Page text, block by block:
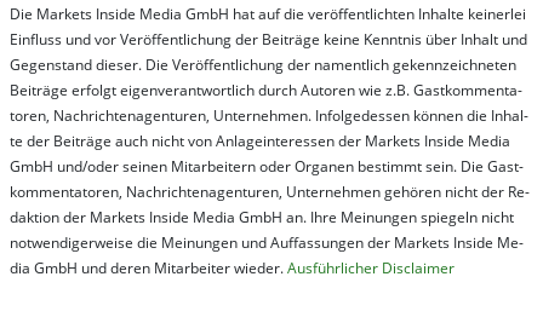
Die Mar­kets In­side Me­dia GmbH hat auf die ver­öf­fent­lich­ten In­hal­te kei­ner­lei
Ein­fluss und vor Ver­öf­fent­lich­ung der Bei­trä­ge kei­ne Ken­nt­nis über In­halt und
Ge­gen­stand die­ser. Die Ver­öf­fent­lich­ung der na­ment­lich ge­kenn­zeich­net­en
Bei­trä­ge er­folgt ei­gen­ver­ant­wort­lich durch Au­tor­en wie z.B. Gast­kom­men­ta­
tor­en, Nach­richt­en­ag­en­tur­en, Un­ter­neh­men. In­fol­ge­des­sen kön­nen die In­hal­
te der Bei­trä­ge auch nicht von An­la­ge­in­te­res­sen der Mar­kets In­side Me­dia
GmbH und/oder sei­nen Mit­ar­bei­tern oder Or­ga­nen be­stim­mt sein. Die Gast­
kom­men­ta­tor­en, Nach­rich­ten­ag­en­tur­en, Un­ter­neh­men ge­hör­en nicht der Re­
dak­tion der Mar­kets In­side Me­dia GmbH an. Ihre Mei­nung­en spie­geln nicht
not­wen­di­ger­wei­se die Mei­nung­en und Auf­fas­sung­en der Mar­kets In­side Me­
dia GmbH und de­ren Mit­ar­bei­ter wie­der.Aus­führ­lich­er Dis­clai­mer